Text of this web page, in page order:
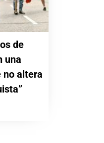
de
una
no altera